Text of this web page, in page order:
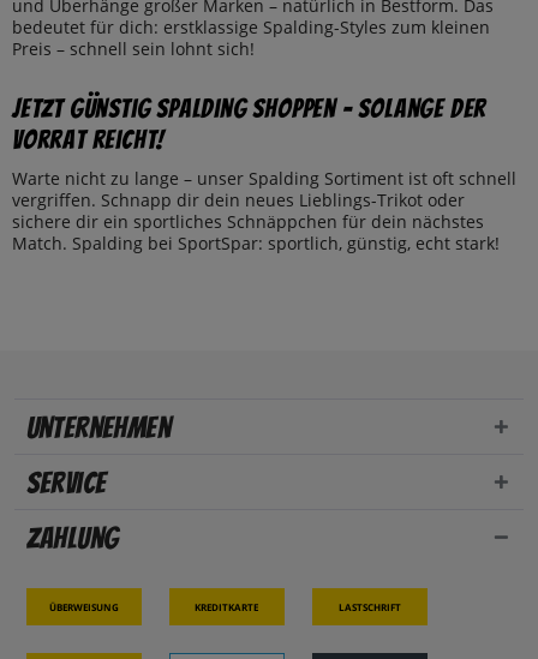
und Überhänge großer Marken – natürlich in Bestform. Das
bedeutet für dich: erstklassige Spalding-Styles zum kleinen
Preis – schnell sein lohnt sich!
Jetzt günstig Spalding shoppen – solange der
Vorrat reicht!
Warte nicht zu lange – unser Spalding Sortiment ist oft schnell
vergriffen. Schnapp dir dein neues Lieblings-Trikot oder
sichere dir ein sportliches Schnäppchen für dein nächstes
Match. Spalding bei SportSpar: sportlich, günstig, echt stark!
Unternehmen
Service
Zahlung
Überweisung Kreditkarte Lastschrift